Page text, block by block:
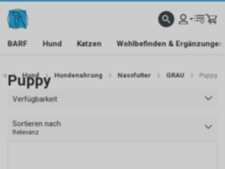
BARF Hund Katzen Wohlbefinden & Ergänzungen
Hund Hundenahrung Nassfutter GRAU Puppy
Puppy
Verfügbarkeit
Sortieren nach
Relevanz